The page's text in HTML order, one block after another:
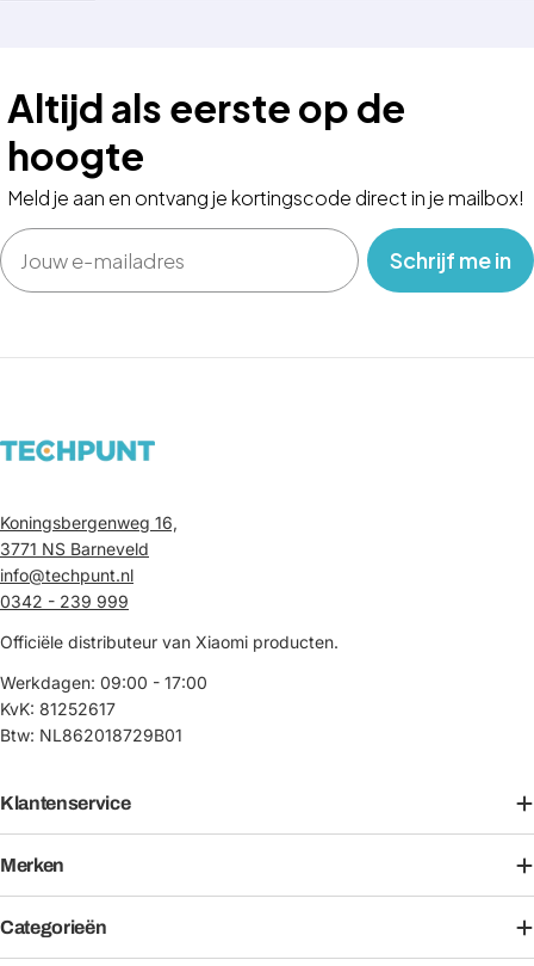
Altijd als eerste op de
hoogte
Meld je aan en ontvang je kortingscode direct in je mailbox!
Email
‎ ‎ ‎ Schrijf me in‎ ‎ ‎ ‎
Koningsbergenweg 16,
3771 NS Barneveld
info@techpunt.nl
0342 - 239 999
Officiële distributeur van Xiaomi producten.
Werkdagen: 09:00 - 17:00
KvK: 81252617
Btw: NL862018729B01
Klantenservice
Merken
Categorieën